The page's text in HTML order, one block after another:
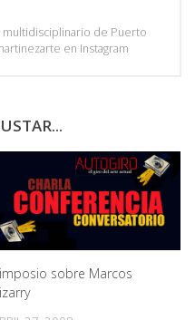
multidisciplinario de Puerto
en Instagram
sobre Marcos